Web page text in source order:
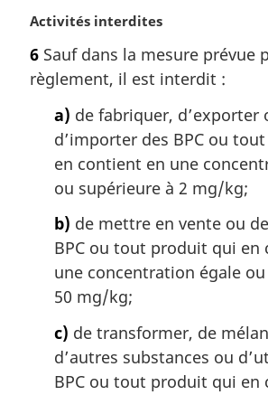
N
t
e
Activités interdites
6 Sauf dans la mesure prévue
règlement, il est interdit :
a) de fabriquer, d’exporter
d’importer des BPC ou
en contient en une
ou supérieure à 2 mg/kg;
b) de mettre en vente ou
BPC ou tout produit qui en
une concentration égale
50 mg/kg;
c) de transformer, de
d’autres substances ou
BPC ou tout produit qui en